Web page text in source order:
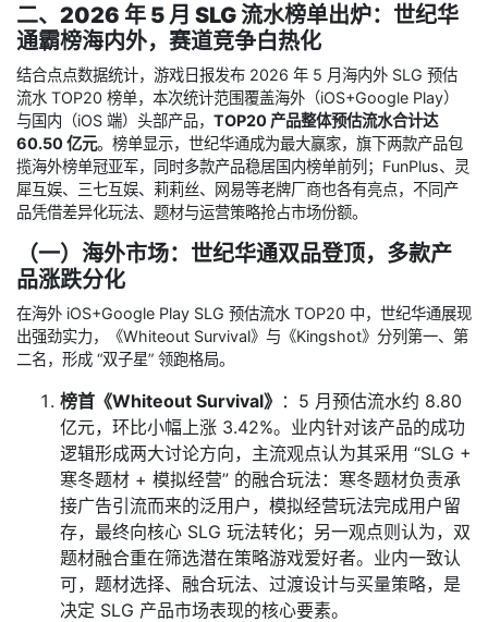
二、2026 年 5 月 SLG 流水榜单出炉：世纪华
通霸榜海内外，赛道竞争白热化
结合点点数据统计，游戏日报发布 2026 年 5 月海内外 SLG 预估
流水 TOP20 榜单，本次统计范围覆盖海外（iOS+Google Play）
与国内（iOS 端）头部产品， TOP20 产品整体预估流水合计达
60.50 亿元。榜单显示，世纪华通成为最大赢家，旗下两款产品包
揽海外榜单冠亚军，同时多款产品稳居国内榜单前列；FunPlus、灵
犀互娱、三七互娱、莉莉丝、网易等老牌厂商也各有亮点，不同产
品凭借差异化玩法、题材与运营策略抢占市场份额。
（一）海外市场：世纪华通双品登顶，多款产
品涨跌分化
在海外 iOS+Google Play SLG 预估流水 TOP20 中，世纪华通展现
出强劲实力，《Whiteout Survival》与《Kingshot》分列第一、第
二名，形成 “双子星” 领跑格局。
榜首《Whiteout Survival》 ：5 月预估流水约 8.80
亿元，环比小幅上涨 3.42%。业内针对该产品的成功
逻辑形成两大讨论方向，主流观点认为其采用 “SLG +
寒冬题材 + 模拟经营” 的融合玩法：寒冬题材负责承
接广告引流而来的泛用户，模拟经营玩法完成用户留
存，最终向核心 SLG 玩法转化；另一观点则认为，双
题材融合重在筛选潜在策略游戏爱好者。业内一致认
可，题材选择、融合玩法、过渡设计与买量策略，是
决定 SLG 产品市场表现的核心要素。